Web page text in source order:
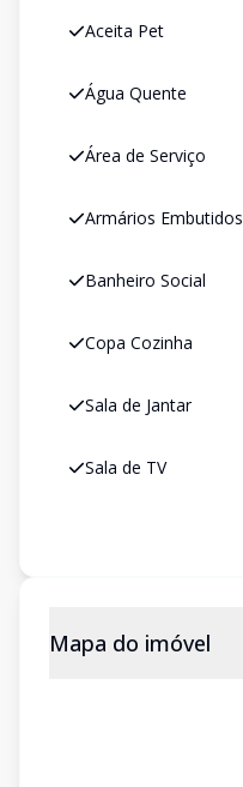
Aceita Pet
Água Quente
Área de Serviço
Armários Embutidos
Banheiro Social
Copa Cozinha
Sala de Jantar
Sala de TV
Mapa do imóvel